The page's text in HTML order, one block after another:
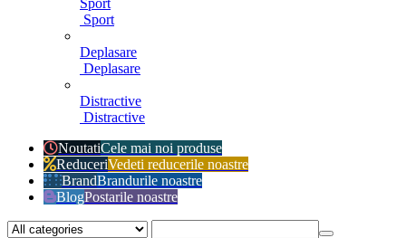
Sport
Sport
Deplasare
Deplasare
Distractive
Distractive
NoutatiCele mai noi produse
ReduceriVedeti reducerile noastre
BrandBrandurile noastre
BlogPostarile noastre